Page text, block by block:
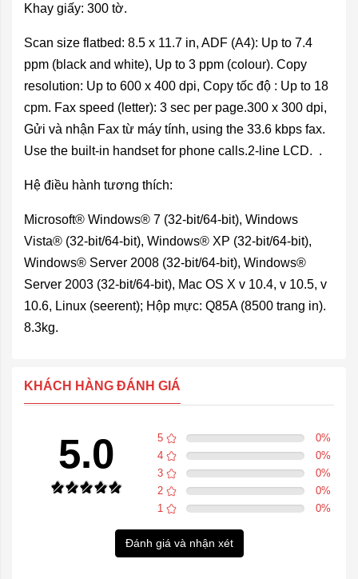
Khay giấy: 300 tờ.
Scan size flatbed: 8.5 x 11.7 in, ADF (A4): Up to 7.4
ppm (black and white), Up to 3 ppm (colour). Copy
resolution: Up to 600 x 400 dpi, Copy tốc độ : Up to 18
cpm. Fax speed (letter): 3 sec per page.300 x 300 dpi,
Gửi và nhận Fax từ máy tính, using the 33.6 kbps fax.
Use the built-in handset for phone calls.2-line LCD. .
Hệ điều hành tương thích:
Microsoft® Windows® 7 (32-bit/64-bit), Windows
Vista® (32-bit/64-bit), Windows® XP (32-bit/64-bit),
Windows® Server 2008 (32-bit/64-bit), Windows®
Server 2003 (32-bit/64-bit), Mac OS X v 10.4, v 10.5, v
10.6, Linux (seerent); Hộp mực: Q85A (8500 trang in).
8.3kg.
KHÁCH HÀNG ĐÁNH GIÁ
5.0 5 0%
4
0%
3
0%
2
0%
1
0%
Đánh giá và nhận xét